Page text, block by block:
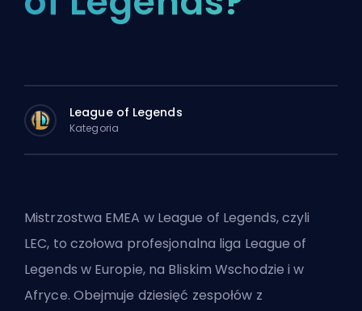
League of Legends
Kategoria
Mistrzostwa EMEA w League of Legends, czyli
LEC, to czołowa profesjonalna liga League of
Legends w Europie, na Bliskim Wschodzie i w
Afryce. Obejmuje dziesięć zespołów z